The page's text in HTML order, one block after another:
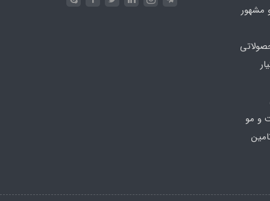
مشهور
و مو